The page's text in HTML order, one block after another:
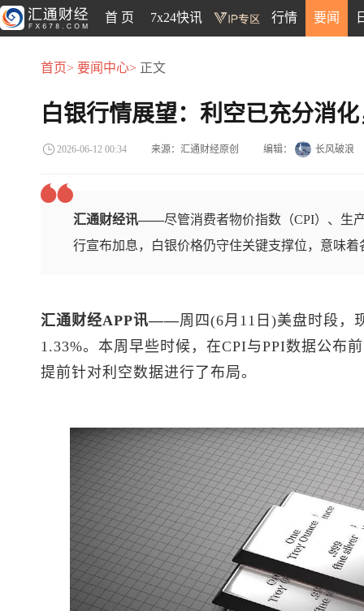
首 页 7x24快讯 行情 要闻
首页> 要闻中心> 正文
白银行情展望：利空已充分消
2026-06-12 00:34 来源：汇通财经原创 编辑： 长风破浪
汇通财经讯——尽管消费者物价指数（CPI）、生
行宣布加息，白银价格仍守住关键支撑位，意味
汇通财经APP讯——周四(6月11日)美盘时段，
1.33%。本周早些时候，在CPI与PPI数据公布
提前针对利空数据进行了布局。